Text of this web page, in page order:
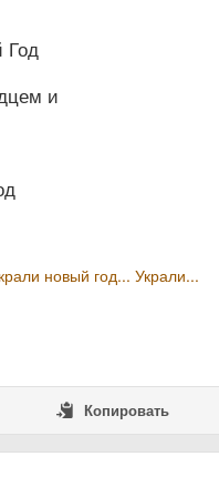
Год
и
новый год... Украли...
Копировать